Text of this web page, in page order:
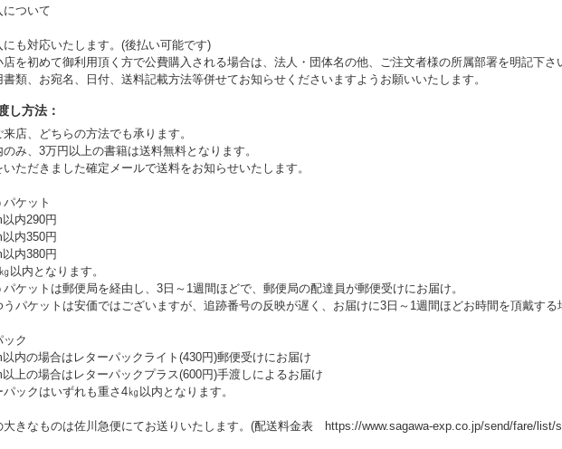
について
にも対応いたします。(後払い可能です)
店を初めて御利用頂く方で公費購入される場合は、法人・団体名の他、ご注文者様の所属部署を明記下さ
書類、お宛名、日付、送料記載方法等併せてお知らせくださいますようお願いいたします。
し方法：
店、どちらの方法でも承ります。
のみ、3万円以上の書籍は送料無料となります。
いただきました確定メールで送料をお知らせいたします。
ケット
内290円
内350円
内380円
以内となります。
ケットは郵便局を経由し、3日～1週間ほどで、郵便局の配達員が郵便受けにお届け。
パケットは安価ではございますが、追跡番号の反映が遅く、お届けに3日～1週間ほどお時間を頂戴する
ック
内の場合はレターパックライト(430円)郵便受けにお届け
上の場合はレターパックプラス(600円)手渡しによるお届け
ックはいずれも重さ4㎏以内となります。
大きなものは佐川急便にてお送りいたします。(配送料金表 https://www.sagawa-exp.co.jp/send/fare/list/